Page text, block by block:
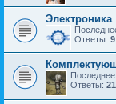
Электроника
Ответы: 9
Ответы: 21